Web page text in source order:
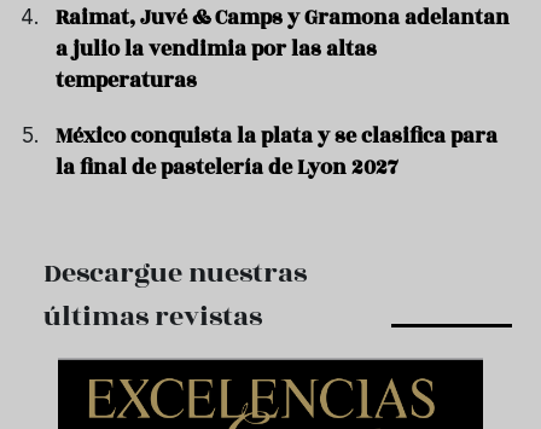
Raimat, Juvé & Camps y Gramona adelantan
a julio la vendimia por las altas
temperaturas
México conquista la plata y se clasifica para
la final de pastelería de Lyon 2027
Descargue nuestras
últimas revistas